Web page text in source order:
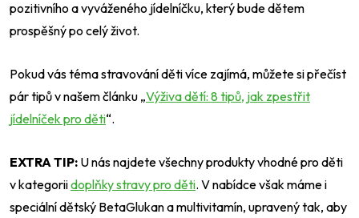
pozitivního a vyváženého jídelníčku, který bude dětem
prospěšný po celý život.
Pokud vás téma stravování děti více zajímá, můžete si přečíst
pár tipů v našem článku „Výživa dětí: 8 tipů, jak zpestřit
jídelníček pro děti“.
EXTRA TIP: U nás najdete všechny produkty vhodné pro děti
v kategoriidoplňky stravy pro děti. V nabídce však máme i
speciální dětský BetaGlukan amultivitamín, upravený tak, aby